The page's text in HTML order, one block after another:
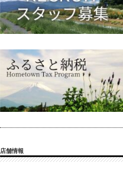
店舗情報